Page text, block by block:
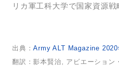
リカ軍工科大学で国家資源戦
出典：Army ALT Magazine 2020
翻訳：影本賢治, アビエーション